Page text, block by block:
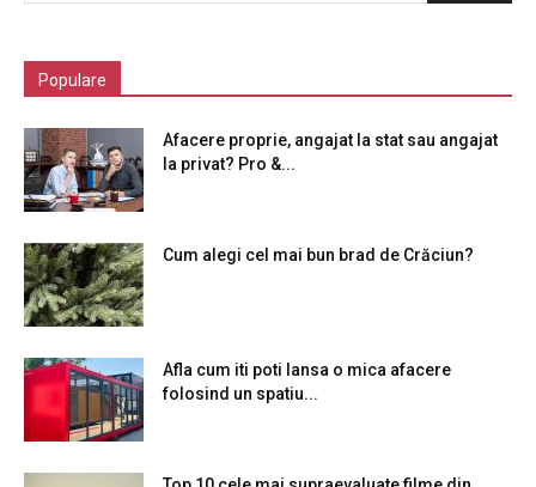
Populare
Afacere proprie, angajat la stat sau angajat
la privat? Pro &...
Cum alegi cel mai bun brad de Crăciun?
Afla cum iti poti lansa o mica afacere
folosind un spatiu...